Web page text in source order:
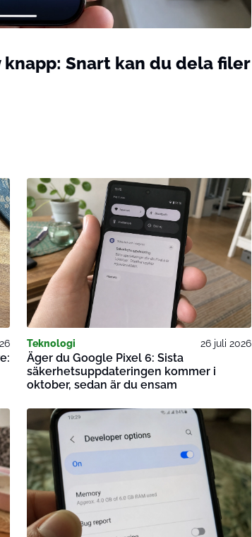
Snart kan du dela filer
Teknologi 26 juli 2026
Äger du Google Pixel 6: Sista
säkerhetsuppdateringen kommer i
oktober, sedan är du ensam